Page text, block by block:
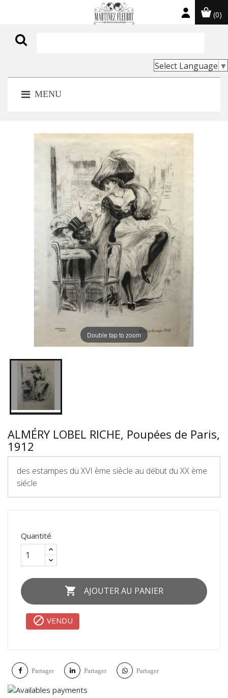
(0)
Select Language ▼
MENU
Double tap to zoom
ALMÉRY LOBEL RICHE, Poupées de Paris,
1912
des estampes du XVI ème siècle au début du XX ème
siécle
Quantité
 AJOUTER AU PANIER
 VENDU
Partager Partager Partager